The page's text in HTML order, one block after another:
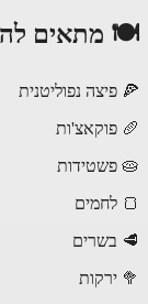
נפוליטנית